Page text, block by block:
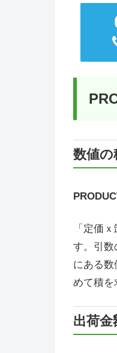
数値の
「定価
す。引数
にある
めて積を
出荷金